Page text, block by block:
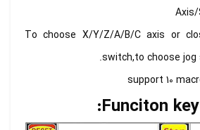
To choose X/Y/Z/A/B/C axis or
switch,to choose
Funciton